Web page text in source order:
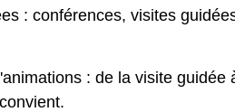
: conférences, visites
: de la visite guidée